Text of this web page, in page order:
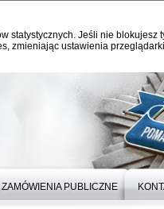
statystycznych. Jeśli nie blokujesz
zmieniając ustawienia
ZAMÓWIENIA PUBLICZNE